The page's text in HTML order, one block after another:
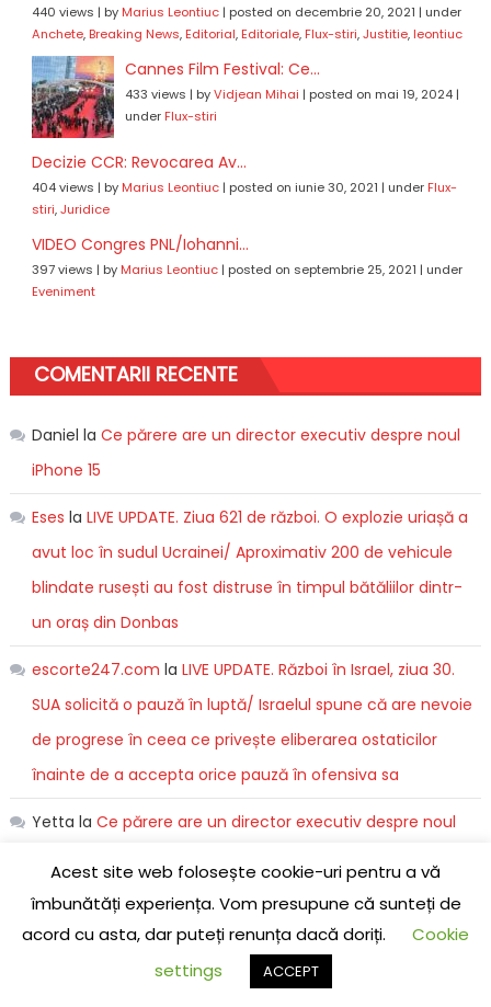
440 views | by Marius Leontiuc| posted on decembrie 20, 2021 | under
Anchete, Breaking News, Editorial, Editoriale, Flux-stiri,Justitie, leontiuc
Cannes Film Festival: Ce...
433 views | byVidjean Mihai | posted on mai 19, 2024|
under Flux-stiri
Decizie CCR: Revocarea Av...
404 views | by Marius Leontiuc| posted on iunie 30, 2021 | under Flux-
stiri,Juridice
VIDEO Congres PNL/Iohanni...
397 views | by Marius Leontiuc| posted on septembrie 25, 2021 | under
Eveniment
COMENTARII RECENTE
Daniel la Ce părere are un director executiv despre noul
iPhone 15
Eses la LIVE UPDATE. Ziua 621 de război. O explozie uriașă a
avut loc în sudul Ucrainei/ Aproximativ 200 de vehicule
blindate rusești au fost distruse în timpul bătăliilor dintr-
un oraș din Donbas
escorte247.com la LIVE UPDATE. Război în Israel, ziua 30.
SUA solicită o pauză în luptă/ Israelul spune că are nevoie
de progrese în ceea ce privește eliberarea ostaticilor
înainte de a accepta orice pauză în ofensiva sa
Yetta la Ce părere are un director executiv despre noul
EscortelaLIVE UPDATE. Ziua 529 de război. Sunt raportate
atacuri rusești cu rachete balistice şi hipersonice în toată
Ucraina. Maria Zaharova a jurat răzbunare/ Universitatea
Acest site web folosește cookie-uri pentru a vă
îmbunătăți experiența. Vom presupune că sunteți de
acord cu asta, dar puteți renunța dacă doriți.
Cookie
settings
ACCEPT